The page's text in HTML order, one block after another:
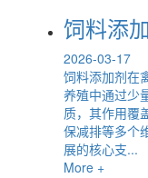
饲料添
2026-03-17
饲料添加剂在
养殖中通过少
质，其作用覆
保减排等多个
展的核心支...
More +